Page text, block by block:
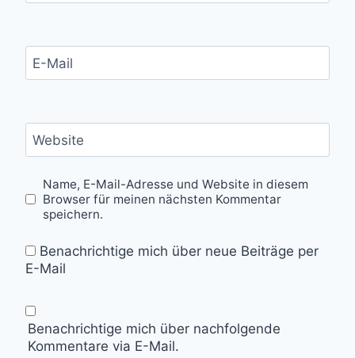
E-Mail
Website
Name, E-Mail-Adresse und Website in diesem
Browser für meinen nächsten Kommentar
speichern.
Benachrichtige mich über neue Beiträge per
E-Mail
Benachrichtige mich über nachfolgende
Kommentare via E-Mail.